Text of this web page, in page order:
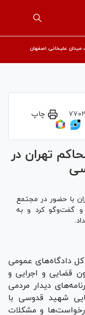
میدان علیخانی اصفهان
چاپ
تهران در
با حضور در مجتمع
و گفت‌وگو کرد و به
دادگاه‌های عمومی
قضایی و اجرایی و
دیدار مردمی
شهید قدوسی با
و مشکلات